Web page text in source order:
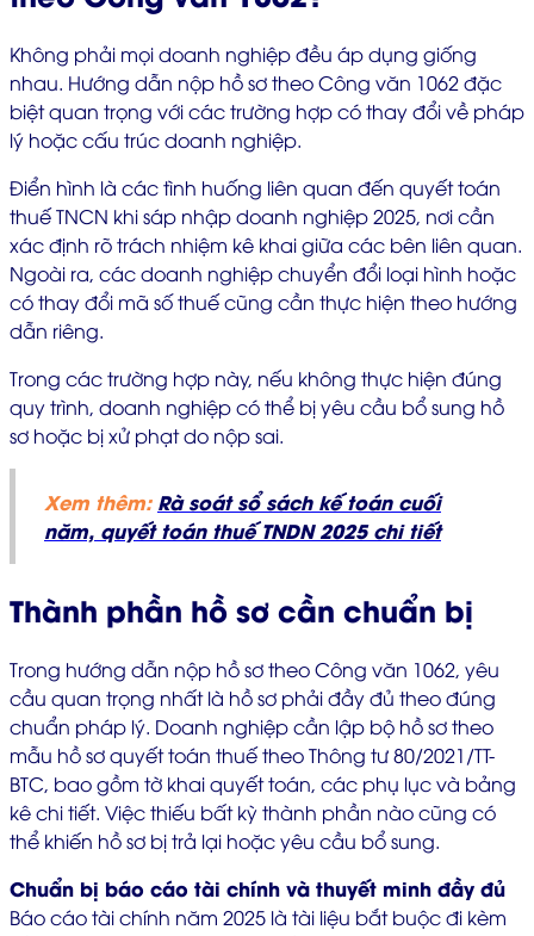
Không phải mọi doanh nghiệp đều áp dụng giống
nhau. Hướng dẫn nộp hồ sơ theo Công văn 1062 đặc
biệt quan trọng với các trường hợp có thay đổi về pháp
lý hoặc cấu trúc doanh nghiệp.
Điển hình là các tình huống liên quan đến quyết toán
thuế TNCN khi sáp nhập doanh nghiệp 2025, nơi cần
xác định rõ trách nhiệm kê khai giữa các bên liên quan.
Ngoài ra, các doanh nghiệp chuyển đổi loại hình hoặc
có thay đổi mã số thuế cũng cần thực hiện theo hướng
dẫn riêng.
Trong các trường hợp này, nếu không thực hiện đúng
quy trình, doanh nghiệp có thể bị yêu cầu bổ sung hồ
sơ hoặc bị xử phạt do nộp sai.
Xem thêm: Rà soát sổ sách kế toán cuối
năm, quyết toán thuế TNDN 2025 chi tiết
Thành phần hồ sơ cần chuẩn bị
Trong hướng dẫn nộp hồ sơ theo Công văn 1062, yêu
cầu quan trọng nhất là hồ sơ phải đầy đủ theo đúng
chuẩn pháp lý. Doanh nghiệp cần lập bộ hồ sơ theo
mẫu hồ sơ quyết toán thuế theo Thông tư 80/2021/TT-
BTC, bao gồm tờ khai quyết toán, các phụ lục và bảng
kê chi tiết. Việc thiếu bất kỳ thành phần nào cũng có
thể khiến hồ sơ bị trả lại hoặc yêu cầu bổ sung.
Chuẩn bị báo cáo tài chính và thuyết minh đầy đủ
Báo cáo tài chính năm 2025 là tài liệu bắt buộc đi kèm